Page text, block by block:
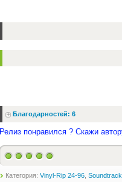
Благодарностей: 6
Релиз понравился ? Скажи
Категория: Vinyl-Rip 24-96 Soundtrack